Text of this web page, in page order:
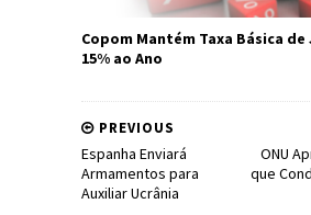
Copom Mantém Taxa Básica de
15% ao Ano
ONU
que
PREVIOUS
Espanha Enviará
Armamentos para
Auxiliar Ucrânia